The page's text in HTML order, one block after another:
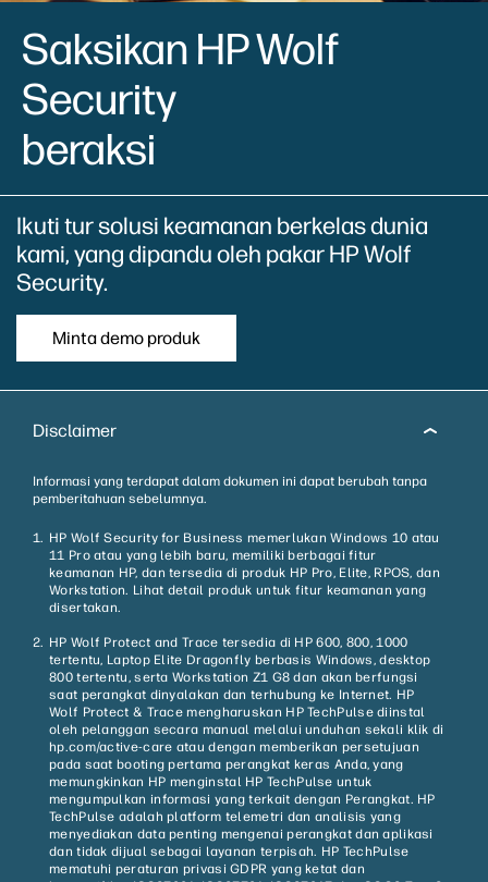
Saksikan HP Wolf
Security
beraksi
Ikuti tur solusi keamanan berkelas dunia
kami, yang dipandu oleh pakar HP Wolf
Security.
Minta demo produk
Disclaimer
Informasi yang terdapat dalam dokumen ini dapat berubah tanpa
pemberitahuan sebelumnya.
HP Wolf Security for Business memerlukan Windows 10 atau
11 Pro atau yang lebih baru, memiliki berbagai fitur
keamanan HP, dan tersedia di produk HP Pro, Elite, RPOS, dan
Workstation. Lihat detail produk untuk fitur keamanan yang
disertakan.
HP Wolf Protect and Trace tersedia di HP 600, 800, 1000
tertentu, Laptop Elite Dragonfly berbasis Windows, desktop
800 tertentu, serta Workstation Z1 G8 dan akan berfungsi
saat perangkat dinyalakan dan terhubung ke Internet. HP
Wolf Protect & Trace mengharuskan HP TechPulse diinstal
oleh pelanggan secara manual melalui unduhan sekali klik di
hp.com/active-care atau dengan memberikan persetujuan
pada saat booting pertama perangkat keras Anda, yang
memungkinkan HP menginstal HP TechPulse untuk
mengumpulkan informasi yang terkait dengan Perangkat. HP
TechPulse adalah platform telemetri dan analisis yang
menyediakan data penting mengenai perangkat dan aplikasi
dan tidak dijual sebagai layanan terpisah. HP TechPulse
mematuhi peraturan privasi GDPR yang ketat dan